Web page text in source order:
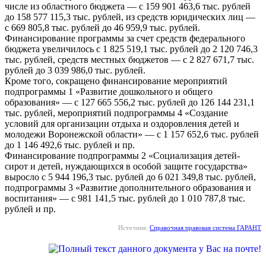
числе из областного бюджета — с 159 901 463,6 тыс. рублей
до 158 577 115,3 тыс. рублей, из средств юридических лиц —
с 669 805,8 тыс. рублей до 46 959,9 тыс. рублей.
Финансирование программы за счет средств федерального
бюджета увеличилось с 1 825 519,1 тыс. рублей до 2 120 746,3
тыс. рублей, средств местных бюджетов — с 2 827 671,7 тыс.
рублей до 3 039 986,0 тыс. рублей.
Кроме того, сокращено финансирование мероприятий
подпрограммы 1 «Развитие дошкольного и общего
образования» — с 127 665 556,2 тыс. рублей до 126 144 231,1
тыс. рублей, мероприятий подпрограммы 4 «Создание
условий для организации отдыха и оздоровления детей и
молодежи Воронежской области» — с 1 157 652,6 тыс. рублей
до 1 146 492,6 тыс. рублей и пр.
Финансирование подпрограммы 2 «Социализация детей-
сирот и детей, нуждающихся в особой защите государства»
выросло с 5 944 196,3 тыс. рублей до 6 021 349,8 тыс. рублей,
подпрограммы 3 «Развитие дополнительного образования и
воспитания» — с 981 141,5 тыс. рублей до 1 010 787,8 тыс.
рублей и пр.
Источник: Справочная правовая система ГАРАНТ